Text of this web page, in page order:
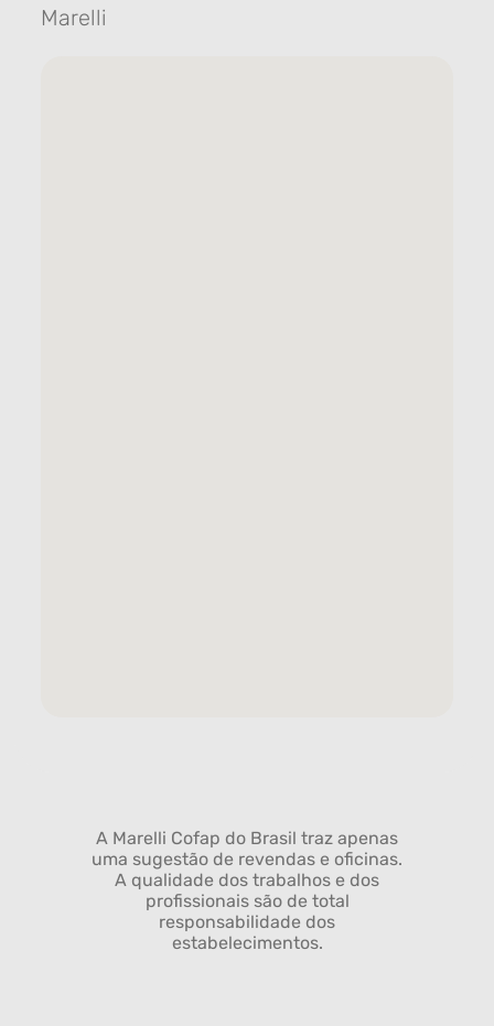
Marelli
A Marelli Cofap do Brasil traz apenas
uma sugestão de revendas e oficinas.
A qualidade dos trabalhos e dos
profissionais são de total
responsabilidade dos
estabelecimentos.